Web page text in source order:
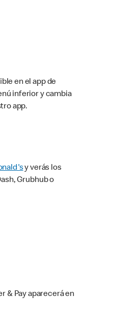
en el app de
inferior y cambia
app.
y verás los
Grubhub o
& Pay aparecerá en